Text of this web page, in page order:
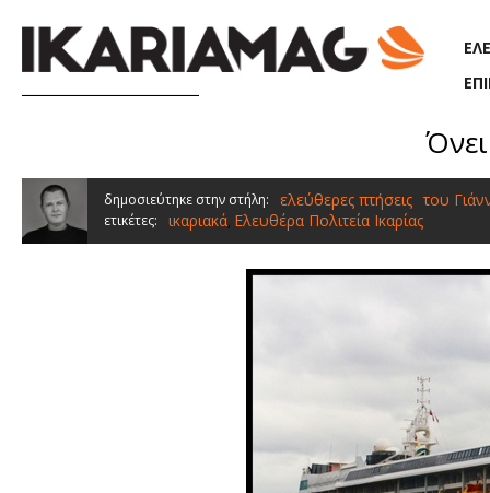
δημοσιεύτηκε στην στήλη: ελεύθερες πτήσεις του
ετικέτες: ικαριακά, Ελευθέρα Πολιτεία Ικαρίας